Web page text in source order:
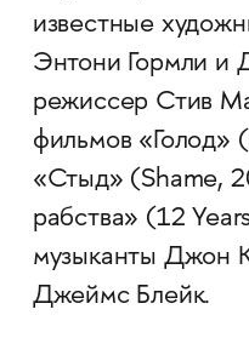
известные
Энтони Гормли и
режиссер Стив
фильмов «Голод»
«Стыд» (Shame,
рабства» (12
музыканты Джон
Джеймс Блейк.